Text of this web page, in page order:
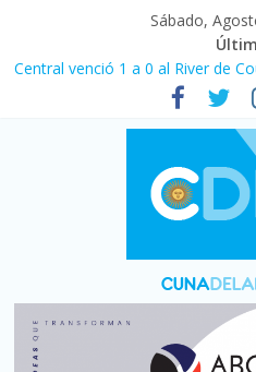
Sábado,
Central venció 1 a 0 al River de
La morosidad alcanzó su nivel
afecta a 400 mil deudores en
Desde que asumió Milei cerraron
denuncia crisis como en 2001
Vacaciones de invierno con más
turístico: 4,6 millones de
Fuerte caída de la venta de